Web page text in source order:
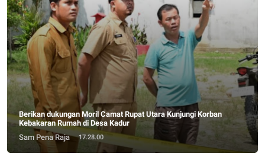
Berikan dukungan Moril Camat Rupat Utara Kunjungi Korban
Kebakaran Rumah di Desa Kadur
Sam Pena Raja
17.28.00